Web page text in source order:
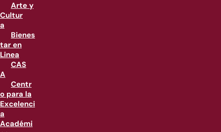
Arte y
Cultur
a
Bienes
tar en
Linea
CAS
A
Centr
o para la
Excelenci
a
Académi